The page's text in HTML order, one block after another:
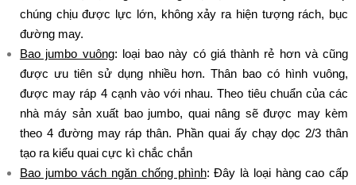
chúng chịu được lực lớn, không xảy ra hiện tượng rách, bục
đường may.
Bao jumbo vuông: loại bao này có giá thành rẻ hơn và cũng
được ưu tiên sử dụng nhiều hơn. Thân bao có hình vuông,
được may ráp 4 cạnh vào với nhau. Theo tiêu chuẩn của các
nhà máy sản xuất bao jumbo, quai nâng sẽ được may kèm
theo 4 đường may ráp thân. Phần quai ấy chạy dọc 2/3 thân
tạo ra kiểu quai cực kì chắc chắn
Bao jumbo vách ngăn chống phình: Đây là loại hàng cao cấp